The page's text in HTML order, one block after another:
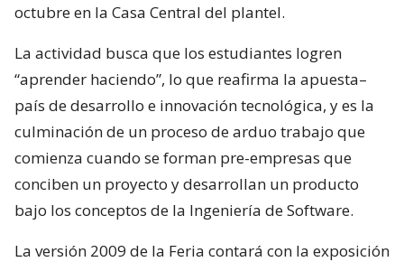
octubre en la Casa Central del plantel.
La actividad busca que los estudiantes logren
“aprender haciendo”, lo que reafirma la apuesta–
país de desarrollo e innovación tecnológica, y es la
culminación de un proceso de arduo trabajo que
comienza cuando se forman pre-empresas que
conciben un proyecto y desarrollan un producto
bajo los conceptos de la Ingeniería de Software.
La versión 2009 de la Feria contará con la exposición